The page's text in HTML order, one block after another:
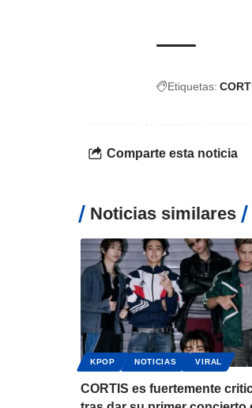
Etiquetas:
Comparte esta noticia
Noticias similares
KPOP NOTICIAS VIRAL
CORTIS es fuertemente